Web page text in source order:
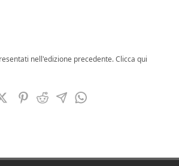
nell'edizione precedente.Clicca qui